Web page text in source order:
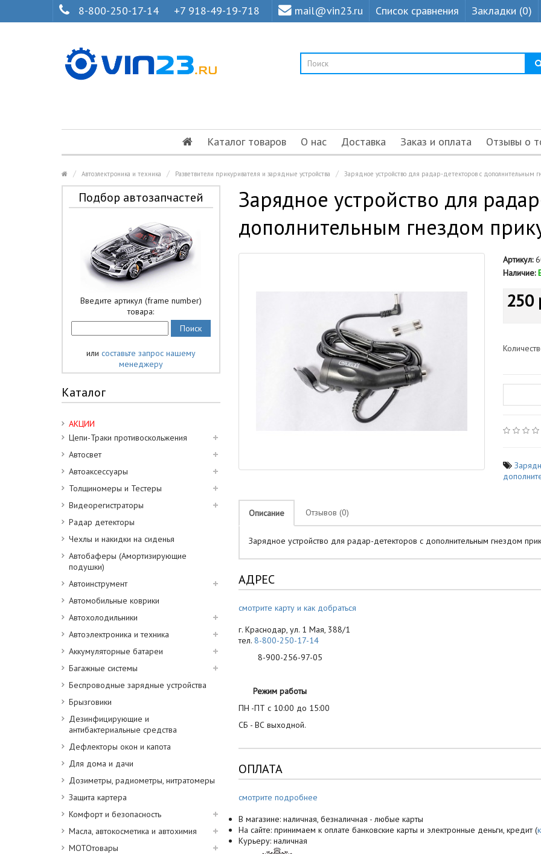
8-800-250-17-14 +7 918-49-19-718 mail@vin23.ru Список сравнения Закладки (0)
Каталог товаров О нас Доставка Заказ и оплата Отзывы о
Автоэлектроника и техника Разветвители прикуривателя и зарядные устройства Зарядное устройство для радар-детекторов с дополнительным
Подбор автозапчастей
Введите артикул (frame number)
товара:
или составьте запрос нашему
менеджеру
Каталог
АКЦИИ
Цепи-Траки противоскольжения
Автосвет
Автоаксессуары
Толщиномеры и Тестеры
Видеорегистраторы
Радар детекторы
Чехлы и накидки на сиденья
Автобаферы (Амортизирующие
подушки)
Автоинструмент
Автомобильные коврики
Автохолодильники
Автоэлектроника и техника
Аккумуляторные батареи
Багажные системы
Беспроводные зарядные устройства
Брызговики
Дезинфицирующие и
антибактериальные средства
Дефлекторы окон и капота
Для дома и дачи
Дозиметры, радиометры, нитратомеры
Защита картера
Комфорт и безопасность
Масла, автокосметика и автохимия
МОТОтовары
Зарядное устройство для
дополнительным гнездом
Артикул:
Наличие:
250
Описание Отзывов (0)
Зарядное устройство для радар-детекторов с дополнительным гнездом
АДРЕС
смотрите карту и как добраться
г. Краснодар, ул. 1 Мая, 388/1
тел. 8-800-250-17-14
8-900-256-97-05
Режим работы
ПН -ПТ с 10:00 до 15:00
СБ - ВС выходной.
ОПЛАТА
смотрите подробнее
В магазине: наличная, безналичная - любые карты
На сайте: принимаем к оплате банковские карты и электронные деньги, кредит (
Курьеру: наличная